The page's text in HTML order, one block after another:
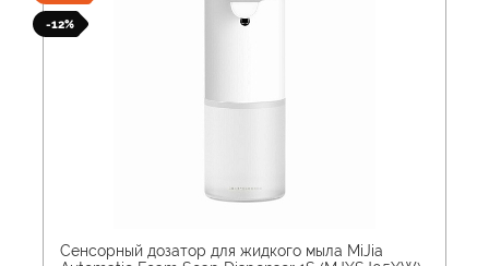
-12%
Сенсорный дозатор для жидкого мыла MiJia